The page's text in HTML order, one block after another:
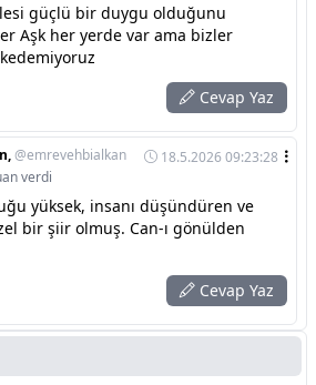
güçlü bir duygu olduğunu
Aşk her yerde var ama bizler
Cevap Yaz
@emrevehbialkan
18.5.2026 09:23:28
verdi
yüksek, insanı düşündüren ve
bir şiir olmuş. Can-ı gönülden
Cevap Yaz